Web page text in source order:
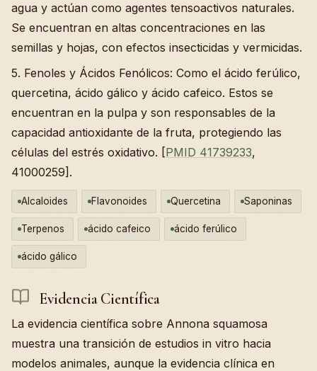
agua y actúan como agentes tensoactivos naturales.
Se encuentran en altas concentraciones en las
semillas y hojas, con efectos insecticidas y vermicidas.
5. Fenoles y Ácidos Fenólicos: Como el ácido ferúlico,
quercetina, ácido gálico y ácido cafeico. Estos se
encuentran en la pulpa y son responsables de la
capacidad antioxidante de la fruta, protegiendo las
células del estrés oxidativo. [PMID 41739233,
41000259].
Alcaloides Flavonoides Quercetina Saponinas
Terpenos ácido cafeico ácido ferúlico
ácido gálico
Evidencia Científica
La evidencia científica sobre Annona squamosa
muestra una transición de estudios in vitro hacia
modelos animales, aunque la evidencia clínica en